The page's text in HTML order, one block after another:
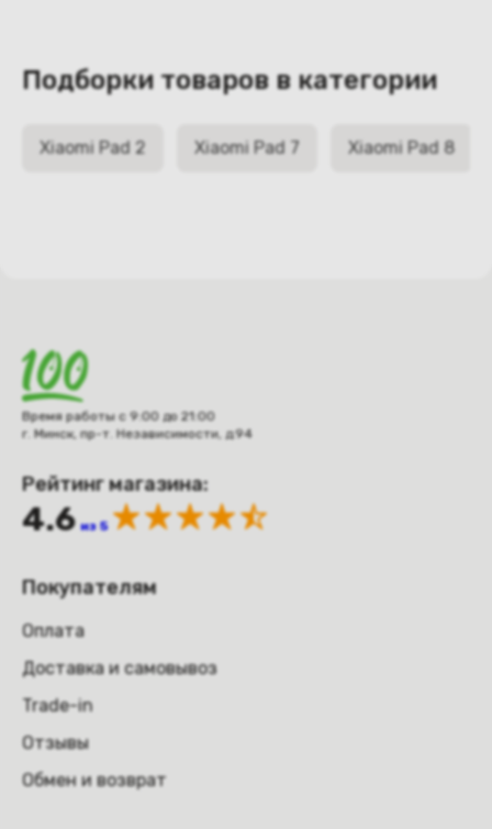
Подборки товаров в категории
Xiaomi Pad 2 Xiaomi Pad 7 Xiaomi Pad 8
Время работы с 9:00 до 21:00
г. Минск, пр-т. Независимости, д.94
Рейтинг магазина:
4.6 из 5
Покупателям
Оплата
Доставка и самовывоз
Trade-in
Отзывы
Обмен и возврат